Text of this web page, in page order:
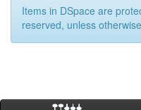
Items in DSpace are
reserved, unless